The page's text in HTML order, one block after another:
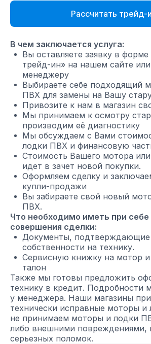
Рассчитать трейд-
В чем заключается услуга:
Вы оставляете заявку в форме
трейд-ин» на нашем сайте
менеджеру
Выбираете себе подходящий
ПВХ для замены на Вашу
Привозите к нам в магазин
Мы принимаем к осмотру
производим её диагностику
Мы обсуждаем с Вами
лодки ПВХ и финансовую
Стоимость Вашего мотора
идет в зачет новой покупки.
Оформляем сделку и
купли-продажи
Вы забираете свой новый
ПВХ.
Что необходимо иметь при себе
совершения сделки:
Документы,
собственности на технику.
Сервисную книжку на мотор и
талон
Также мы готовы предложить
технику в кредит. Подробности
у менеджера. Наши магазины
технически исправные моторы
не принимаем моторы и лодки
либо внешними повреждениями,
серьезных поломок.